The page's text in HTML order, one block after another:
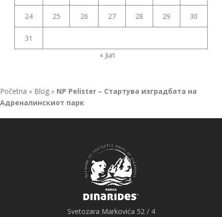
24 25 26 27 28 29 30
31
« Jun
Početna » Blog » NP Pelister – Стартува изградбата на
Адреналинскиот парк
Svetozara Markovića 52 / 4